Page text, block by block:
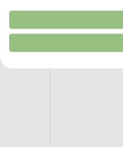
Verwendung reduzierter
Erstellung von Profilen
Erstellung von Profilen
Verwendung von